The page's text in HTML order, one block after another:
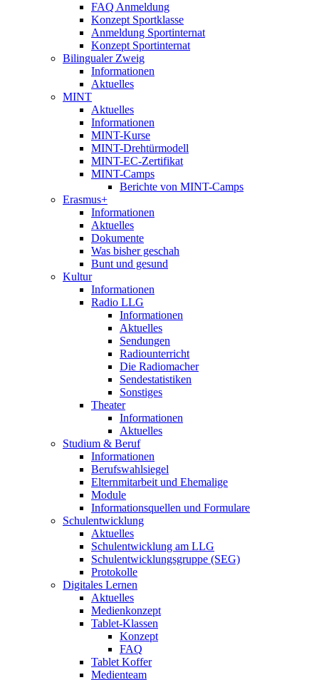
FAQ Anmeldung
Konzept Sportklasse
Anmeldung Sportinternat
Konzept Sportinternat
Bilingualer Zweig
Informationen
Aktuelles
MINT
Aktuelles
Informationen
MINT-Kurse
MINT-Drehtürmodell
MINT-EC-Zertifikat
MINT-Camps
Berichte von MINT-Camps
Erasmus+
Informationen
Aktuelles
Dokumente
Was bisher geschah
Bunt und gesund
Kultur
Informationen
Radio LLG
Informationen
Aktuelles
Sendungen
Radiounterricht
Die Radiomacher
Sendestatistiken
Sonstiges
Theater
Informationen
Aktuelles
Studium & Beruf
Informationen
Berufswahlsiegel
Elternmitarbeit und Ehemalige
Module
Informationsquellen und Formulare
Schulentwicklung
Aktuelles
Schulentwicklung am LLG
Schulentwicklungsgruppe (SEG)
Protokolle
Digitales Lernen
Aktuelles
Medienkonzept
Tablet-Klassen
Konzept
FAQ
Tablet Koffer
Medienteam